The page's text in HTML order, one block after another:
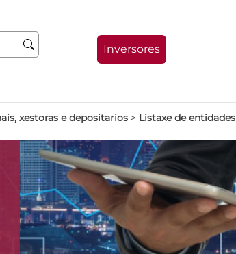
Inversores
xestoras e depositarios > Listaxe de entidades